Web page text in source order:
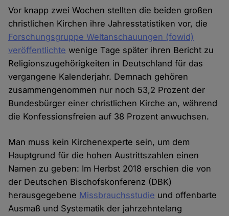
Vor knapp zwei Wochen stellten die beiden großen
christlichen Kirchen ihre Jahresstatistiken vor, die
Forschungsgruppe Weltanschauungen (fowid)
veröffentlichte wenige Tage später ihren Bericht zu
Religionszugehörigkeiten in Deutschland für das
vergangene Kalenderjahr. Demnach gehören
zusammengenommen nur noch 53,2 Prozent der
Bundesbürger einer christlichen Kirche an, während
die Konfessionsfreien auf 38 Prozent anwuchsen.
Man muss kein Kirchenexperte sein, um dem
Hauptgrund für die hohen Austrittszahlen einen
Namen zu geben: Im Herbst 2018 erschien die von
der Deutschen Bischofskonferenz (DBK)
herausgegebene Missbrauchsstudie und offenbarte
Ausmaß und Systematik der jahrzehntelang